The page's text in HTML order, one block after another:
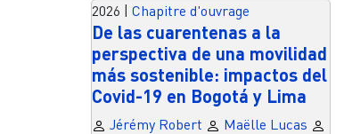
2026 | Chapitre d'ouvrage
De las cuarentenas a la
perspectiva de una movilidad
más sostenible: impactos del
Covid-19 en Bogotá y Lima
Jérémy Robert
Maëlle Lucas